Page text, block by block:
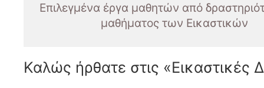
Επιλεγμένα έργα μαθητών από
μαθήματος των Εικαστικών
Καλώς ήρθατε στις «Εικαστικές